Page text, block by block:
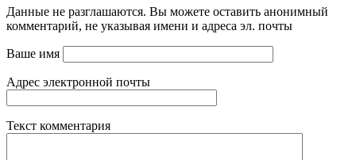
Данные не разглашаются. Вы можете оставить анонимный
комментарий, не указывая имени и адреса эл. почты
Ваше имя
Адрес электронной почты
Текст комментария